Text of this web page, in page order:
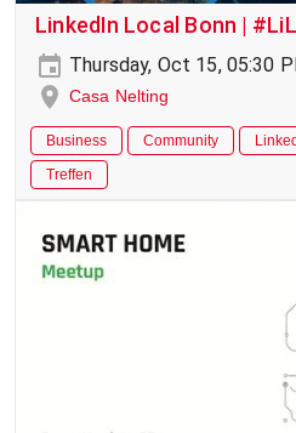
LinkedIn Local Bonn |
Thursday, Oct 15, 05:30
Casa Nelting
Business Community
Treffen